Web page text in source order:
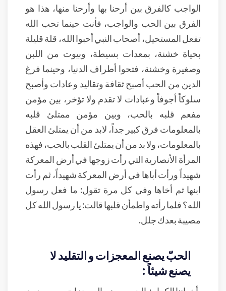
الواجب كالفرق بين أرحنا بها وأرحنا منها، هذا هو
الفرق بين الحب والواجب، فأنت حينما تحب الله
تفعل المستحيل، أصحاب النبي أحبوا الله، قلة قليلة
بحياة خشنة، بمعدات بسيطة، وبيوت من اللبن
وصغيرة وخشنة، فتحوا أطراف الدنيا، وحينما فرغ
الدين من الحب أصبح ثقافة وتقاليد وعادات وأصبح
سلوكاً أجوفاً وعبادات لا تقدم ولا تؤخر، بين مؤمن
مفعم قلبه بالحب، وبين مؤمن ممتلئ قلبه
بالمعلومات فرق كبير جداً، لابد من أن يمتلئ العقل
بالمعلومات، ولا بد من أن يمتلئ القلب بالحب، فهذه
المرأة الأنصارية التي رأت زوجها في أرض المعركة
شهيداً ورأت أباها في أرض المعركة شهيداً، ثم رأت
ابنها ثم أخاها وفي كل مرة تقول: ما فعل رسول
الله؟ فلما رأته واطمأن قلبها قالت: يا رسول الله كل
مصيبة بعدك جلل.
الحبّ يصنع المعجزات و التقليد لا
يصنع شيئاً :